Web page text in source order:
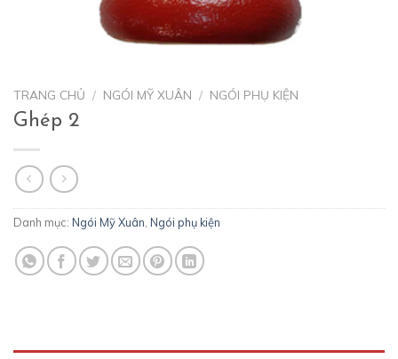
TRANG CHỦ / NGÓI MỸ XUÂN / NGÓI PHỤ KIỆN
Ghép 2
Danh mục: Ngói Mỹ Xuân Ngói phụ kiện